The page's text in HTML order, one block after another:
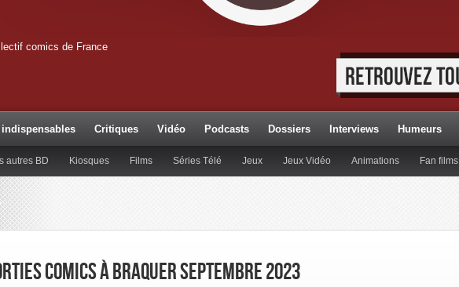
comics de France
indispensables Critiques Vidéo Podcasts Dossiers Interviews Humeurs
autres BD Kiosques Films Séries Télé Jeux Jeux Vidéo Animations Fan films
Comics à braquer Septembre 2023